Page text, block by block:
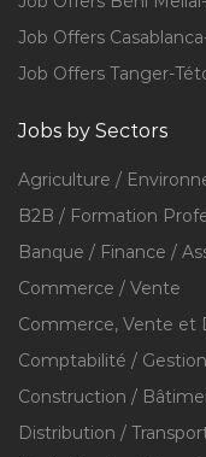
Job Offers
Job Offers Tanger-
Jobs by Sectors
Agriculture /
B2B / Formation
Banque / Finance /
Commerce / Vente
Commerce, Vente et
Comptabilité /
Construction /
Distribution /